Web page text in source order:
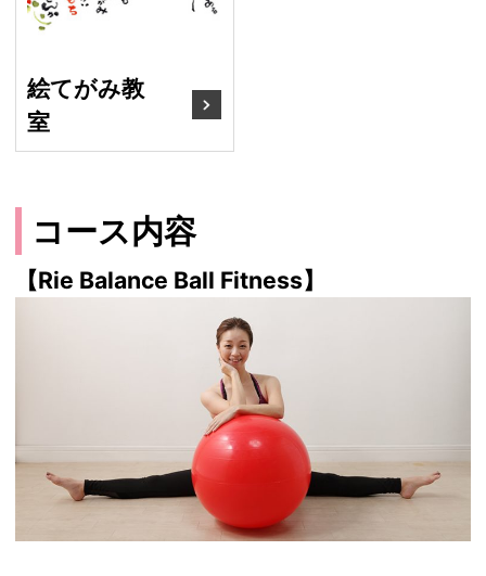
絵てがみ教
室
コース内容
【Rie Balance Ball Fitness】